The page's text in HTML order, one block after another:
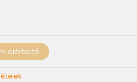
elérhető